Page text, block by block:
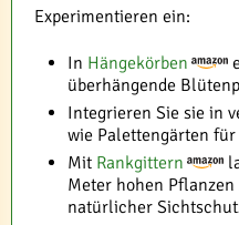
Experimentieren ein:
In Hängekörben
überhängende
Integrieren Sie sie in
wie Palettengärten
Mit Rankgittern
Meter hohen
natürlicher